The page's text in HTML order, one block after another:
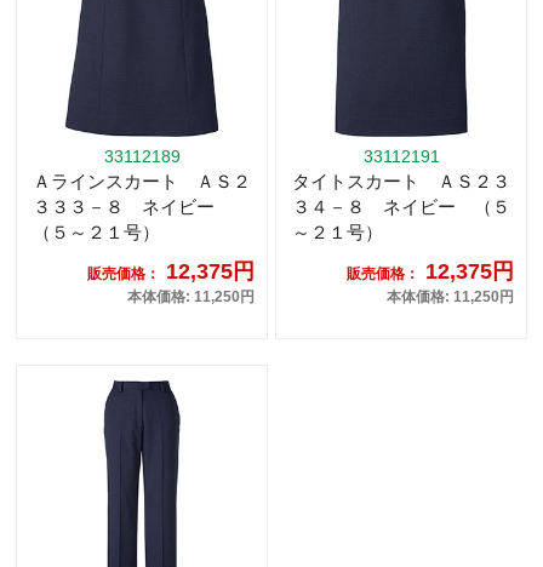
33112189
Ａラインスカート ＡＳ２
３３３－８ ネイビー
（５～２１号）
販売価格： 12,375円
本体価格: 11,250円
33112191
タイトスカート ＡＳ２３
３４－８ ネイビー （５
～２１号）
販売価格： 12,375円
本体価格: 11,250円